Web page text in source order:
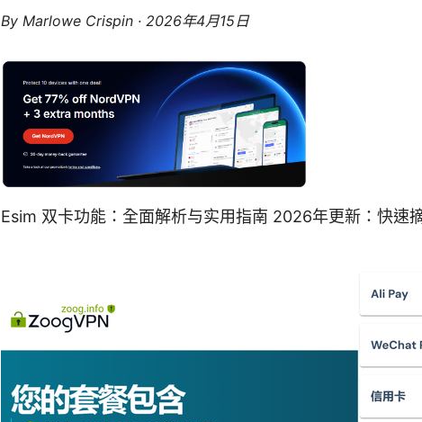
By Marlowe Crispin · 2026年4月15日
Esim 双卡功能：全面解析与实用指南 2026年更新：快速